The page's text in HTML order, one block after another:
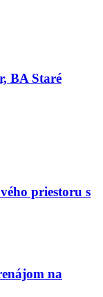
BA Staré
priestoru s
na